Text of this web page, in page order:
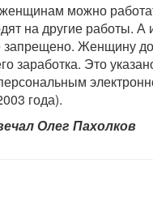
можно
на другие работы.
Женщину
заработка. Это
года).
Олег Пахолков